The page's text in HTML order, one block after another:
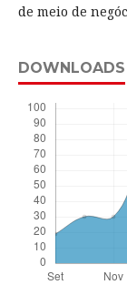
de meio de
DOWNLOADS